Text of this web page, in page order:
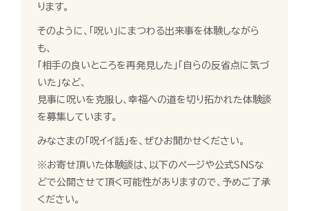
ります。
そのように、「呪い」にまつわる出来事を体験しながら
も、
「相手の良いところを再発見した」「自らの反省点に気づ
いた」など、
見事に呪いを克服し、幸福への道を切り拓かれた体験談
を募集しています。
みなさまの「呪イイ話」を、ぜひお聞かせください。
※お寄せ頂いた体験談は、以下のページや公式SNSな
どで公開させて頂く可能性がありますので、予めご了承
ください。